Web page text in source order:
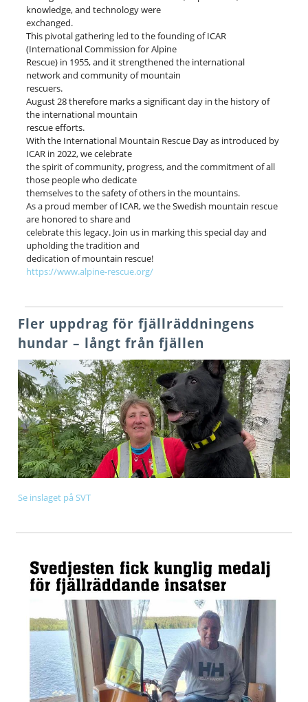
knowledge, and technology were
exchanged.
This pivotal gathering led to the founding of ICAR
(International Commission for Alpine
Rescue) in 1955, and it strengthened the international
network and community of mountain
rescuers.
August 28 therefore marks a significant day in the history of
the international mountain
rescue efforts.
With the International Mountain Rescue Day as introduced by
ICAR in 2022, we celebrate
the spirit of community, progress, and the commitment of all
those people who dedicate
themselves to the safety of others in the mountains.
As a proud member of ICAR, we the Swedish mountain rescue
are honored to share and
celebrate this legacy. Join us in marking this special day and
upholding the tradition and
dedication of mountain rescue!
https://www.alpine-rescue.org/
Fler uppdrag för fjällräddningens
hundar – långt från fjällen
Se inslaget på SVT